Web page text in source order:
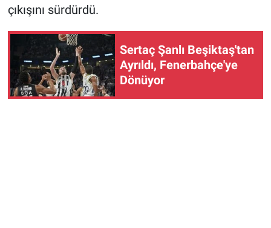
çıkışını sürdürdü.
Sertaç Şanlı Beşiktaş'tan
Ayrıldı, Fenerbahçe'ye
Dönüyor